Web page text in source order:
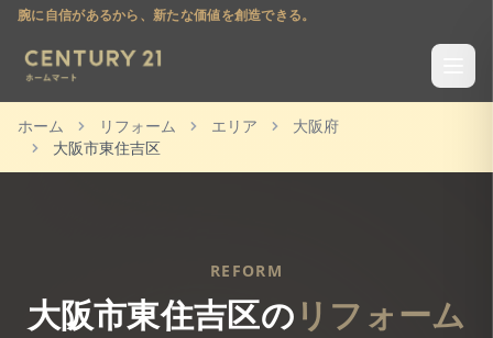
腕に自信があるから、新たな価値を創造できる。
ホーム リフォーム エリア
大阪府
大阪市東住吉区
REFORM
大阪市東住吉区の リフォーム